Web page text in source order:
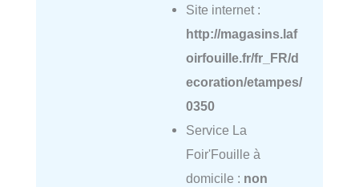
Site internet :
http://magasins.laf
oirfouille.fr/fr_FR/d
ecoration/etampes/
0350
Service La
Foir'Fouille à
domicile : non